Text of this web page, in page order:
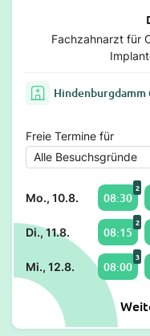
Fachzahnarzt für
Freie Termine für
Mo., 10.8. 08:30
2
Di., 11.8. 08:15
2
Mi., 12.8. 08:00
3